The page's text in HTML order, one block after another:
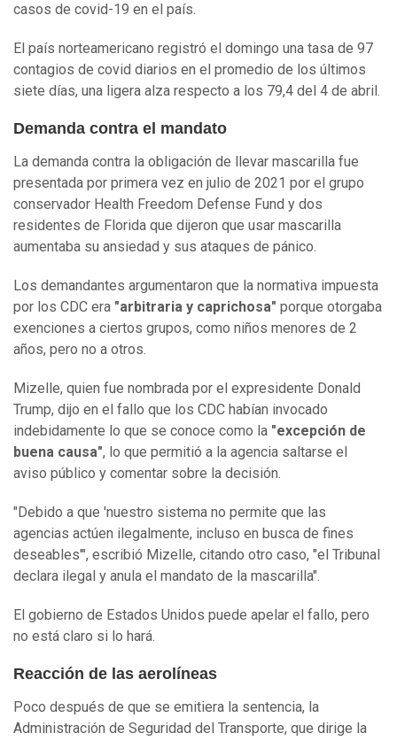
casos de covid-19 en el país.
El país norteamericano registró el domingo una tasa de 97
contagios de covid diarios en el promedio de los últimos
siete días, una ligera alza respecto a los 79,4 del 4 de abril.
Demanda contra el mandato
La demanda contra la obligación de llevar mascarilla fue
presentada por primera vez en julio de 2021 por el grupo
conservador Health Freedom Defense Fund y dos
residentes de Florida que dijeron que usar mascarilla
aumentaba su ansiedad y sus ataques de pánico.
Los demandantes argumentaron que la normativa impuesta
por los CDC era "arbitraria y caprichosa" porque otorgaba
exenciones a ciertos grupos, como niños menores de 2
años, pero no a otros.
Mizelle, quien fue nombrada por el expresidente Donald
Trump, dijo en el fallo que los CDC habían invocado
indebidamente lo que se conoce como la "excepción de
buena causa", lo que permitió a la agencia saltarse el
aviso público y comentar sobre la decisión.
"Debido a que 'nuestro sistema no permite que las
agencias actúen ilegalmente, incluso en busca de fines
deseables'", escribió Mizelle, citando otro caso, "el Tribunal
declara ilegal y anula el mandato de la mascarilla".
El gobierno de Estados Unidos puede apelar el fallo, pero
no está claro si lo hará.
Reacción de las aerolíneas
Poco después de que se emitiera la sentencia, la
Administración de Seguridad del Transporte, que dirige la